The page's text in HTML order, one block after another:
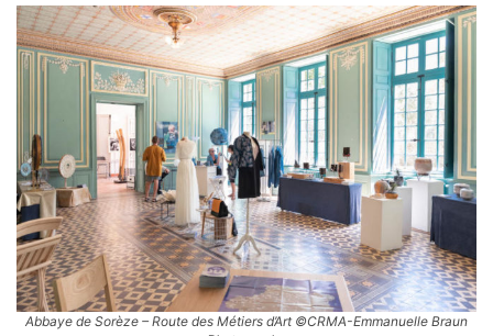
Abbaye de Sorèze – Route des Métiers d’Art ©CRMA-Emmanuelle Braun